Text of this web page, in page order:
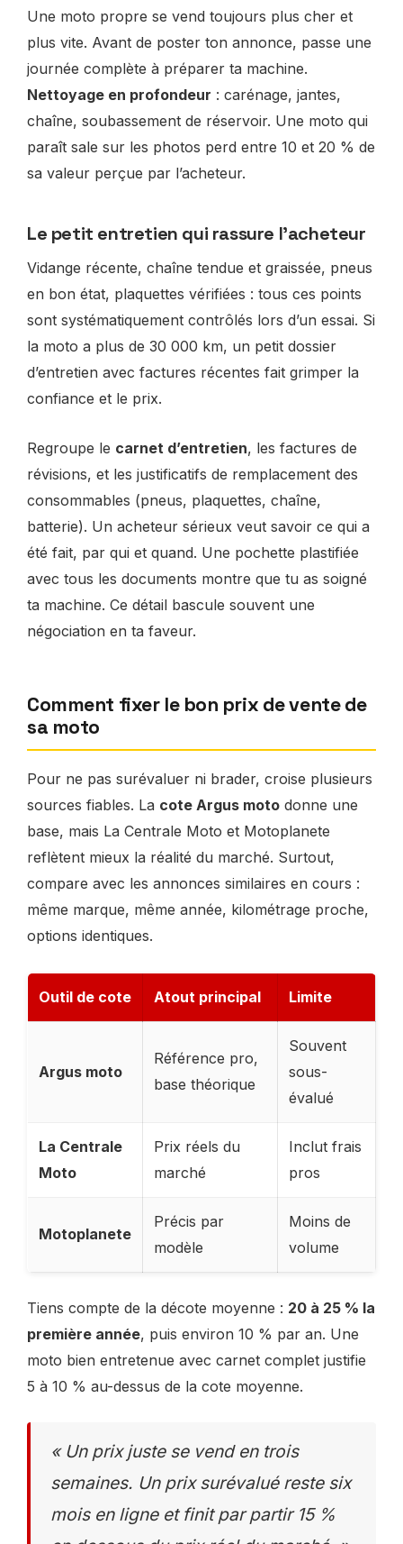
Une moto propre se vend toujours plus cher et
plus vite. Avant de poster ton annonce, passe une
journée complète à préparer ta machine.
Nettoyage en profondeur : carénage, jantes,
chaîne, soubassement de réservoir. Une moto qui
paraît sale sur les photos perd entre 10 et 20 % de
sa valeur perçue par l’acheteur.
Le petit entretien qui rassure l’acheteur
Vidange récente, chaîne tendue et graissée, pneus
en bon état, plaquettes vérifiées : tous ces points
sont systématiquement contrôlés lors d’un essai. Si
la moto a plus de 30 000 km, un petit dossier
d’entretien avec factures récentes fait grimper la
confiance et le prix.
Regroupe le carnet d’entretien, les factures de
révisions, et les justificatifs de remplacement des
consommables (pneus, plaquettes, chaîne,
batterie). Un acheteur sérieux veut savoir ce qui a
été fait, par qui et quand. Une pochette plastifiée
avec tous les documents montre que tu as soigné
ta machine. Ce détail bascule souvent une
négociation en ta faveur.
Comment fixer le bon prix de vente de
sa moto
Pour ne pas surévaluer ni brader, croise plusieurs
sources fiables. La cote Argus moto donne une
base, mais La Centrale Moto et Motoplanete
reflètent mieux la réalité du marché. Surtout,
compare avec les annonces similaires en cours :
même marque, même année, kilométrage proche,
options identiques.
Outil de cote Atout principal Limite
Argus moto
Référence pro,
base théorique
Souvent
sous-
évalué
La Centrale
Moto
Prix réels du
marché
Inclut frais
pros
Motoplanete
Précis par
modèle
Moins de
volume
Tiens compte de la décote moyenne : 20 à 25 % la
première année, puis environ 10 % par an. Une
moto bien entretenue avec carnet complet justifie
5 à 10 % au-dessus de la cote moyenne.
« Un prix juste se vend en trois
semaines. Un prix surévalué reste six
mois en ligne et finit par partir 15 %